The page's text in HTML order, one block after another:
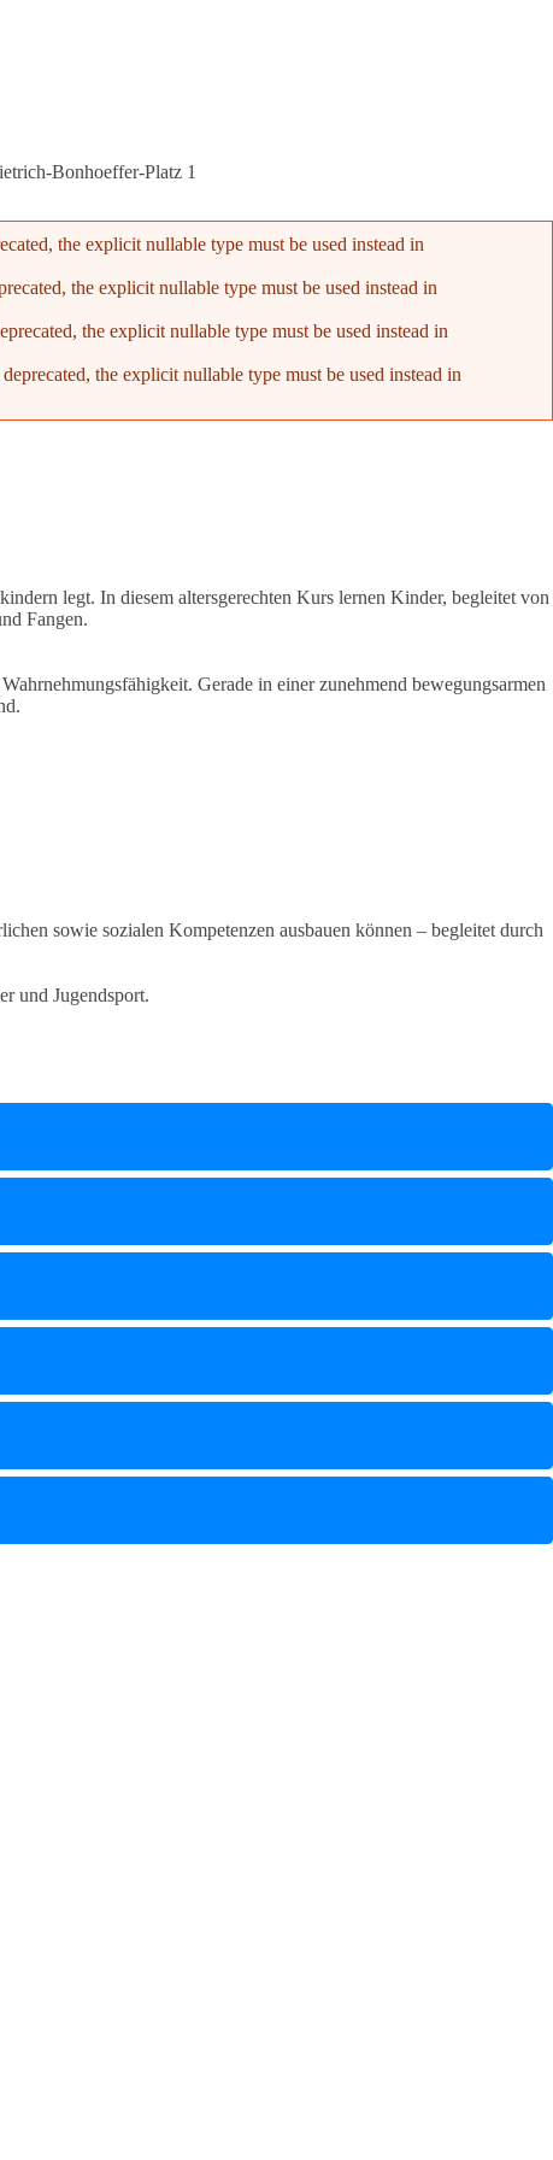
Bonhoeffer-Platz 1
the explicit nullable type must be used instead in
the explicit nullable type must be used instead in
the explicit nullable type must be used instead in
the explicit nullable type must be used instead in
legt. In diesem altersgerechten Kurs lernen Kinder, begleitet von
Fangen.
Gerade in einer zunehmend bewegungsarmen
sowie sozialen Kompetenzen ausbauen können – begleitet durch
und Jugendsport.